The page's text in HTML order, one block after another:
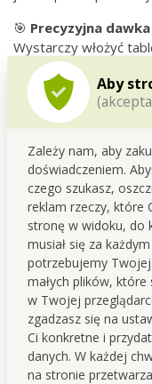
Aby
Zależy nam, aby
doświadczeniem.
czego szukasz,
reklam rzeczy, które
stronę w widoku, do
musiał się za
potrzebujemy
małych plików,
w Twojej
zgadzasz się na
Ci konkretne i
danych. W każdej
na stronie
🎯 Precyzyjna
Wystarczy włożyć
🌿Ekologiczne
naturalne i
czynne
bez wypełniaczy,
bez alergenów,
nietestowane na
odpowiednie do
📦Mniej odpadów,
wysoko
mniejsza ilość
kompaktowe i
mniejsza objętość